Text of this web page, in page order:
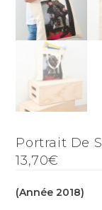
Portrait De
13,70€
(Année 2018)